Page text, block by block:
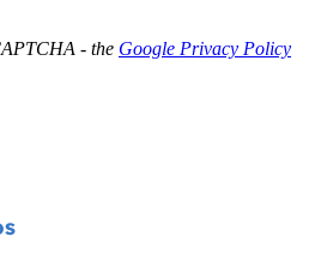
- the Google Privacy Policy